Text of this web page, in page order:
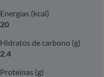
Energías (kcal)
20
Hidratos de carbono (g)
2.4
Proteínas (g)